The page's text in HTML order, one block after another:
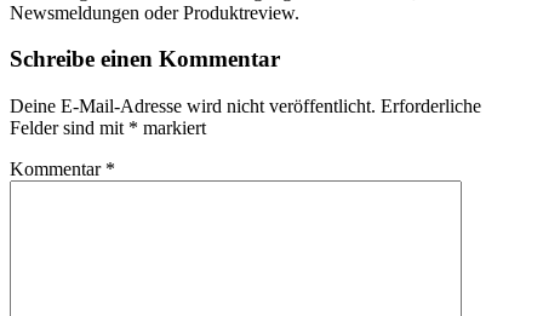
Newsmeldungen oder Produktreview.
Schreibe einen Kommentar
Deine E-Mail-Adresse wird nicht veröffentlicht. Erforderliche
Felder sind mit * markiert
Kommentar *